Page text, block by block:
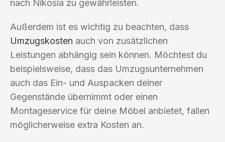
nach Nikosia zu gewährleisten.
Außerdem ist es wichtig zu beachten, dass
Umzugskosten auch von zusätzlichen
Leistungen abhängig sein können. Möchtest du
beispielsweise, dass das Umzugsunternehmen
auch das Ein- und Auspacken deiner
Gegenstände übernimmt oder einen
Montageservice für deine Möbel anbietet, fallen
möglicherweise extra Kosten an.